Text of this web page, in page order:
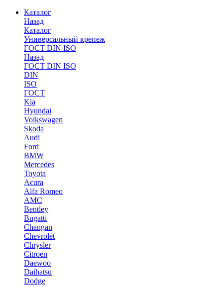
Каталог
Назад
Каталог
Универсальный крепеж
ГОСТ DIN ISO
Назад
ГОСТ DIN ISO
DIN
ISO
ГОСТ
Kia
Hyundai
Volkswagen
Skoda
Audi
Ford
BMW
Mercedes
Toyota
Acura
Alfa Romeo
AMC
Bentley
Bugatti
Changan
Chevrolet
Chrysler
Citroen
Daewoo
Daihatsu
Dodge